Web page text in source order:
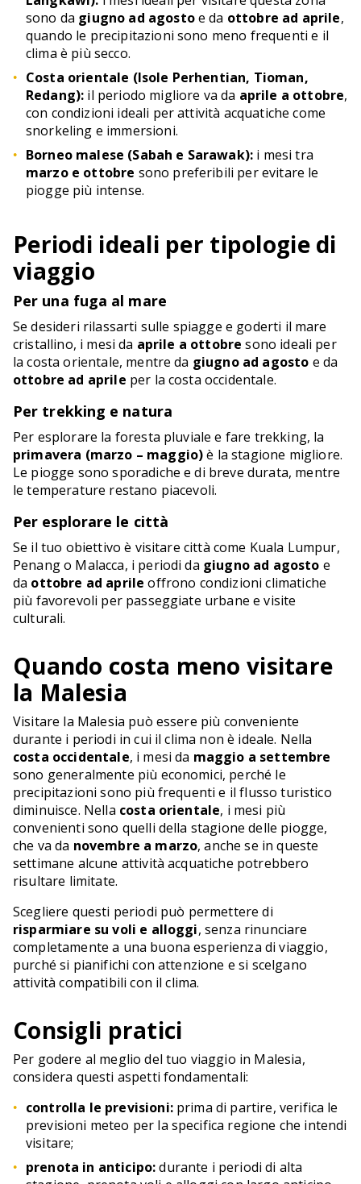
sono da giugno ad agostoe da ottobre ad aprile,
quando le precipitazioni sono meno frequenti e il
clima è più secco.
Costa orientale (Isole Perhentian, Tioman,
Redang): il periodo migliore va da aprile a ottobre,
con condizioni ideali per attività acquatiche come
snorkeling e immersioni.
Borneo malese (Sabah e Sarawak): i mesi tra
marzo e ottobre sono preferibili per evitare le
piogge più intense.
Periodi ideali per tipologie di
viaggio
Per una fuga al mare
Se desideri rilassarti sulle spiagge e goderti il mare
cristallino, i mesi da aprile a ottobre sono ideali per
la costa orientale, mentre da giugno ad agosto e da
ottobre ad aprile per la costa occidentale.
Per trekking e natura
Per esplorare la foresta pluviale e fare trekking, la
primavera (marzo – maggio)è la stagione migliore.
Le piogge sono sporadiche e di breve durata, mentre
le temperature restano piacevoli.
Per esplorare le città
Se il tuo obiettivo è visitare città come Kuala Lumpur,
Penang o Malacca, i periodi da giugno ad agosto e
da ottobre ad aprile offrono condizioni climatiche
più favorevoli per passeggiate urbane e visite
culturali.
Quando costa meno visitare
la Malesia
Visitare la Malesia può essere più conveniente
durante i periodi in cui il clima non è ideale. Nella
costa occidentale, i mesi da maggio a settembre
sono generalmente più economici, perché le
precipitazioni sono più frequenti e il flusso turistico
diminuisce. Nella costa orientale, i mesi più
convenienti sono quelli della stagione delle piogge,
che va da novembre a marzo, anche se in queste
settimane alcune attività acquatiche potrebbero
risultare limitate.
Scegliere questi periodi può permettere di
risparmiare su voli e alloggi, senza rinunciare
completamente a una buona esperienza di viaggio,
purché si pianifichi con attenzione e si scelgano
attività compatibili con il clima.
Consigli pratici
Per godere al meglio del tuo viaggio in Malesia,
considera questi aspetti fondamentali:
controlla le previsioni:prima di partire, verifica le
previsioni meteo per la specifica regione che intendi
visitare;
prenota in anticipo:durante i periodi di alta